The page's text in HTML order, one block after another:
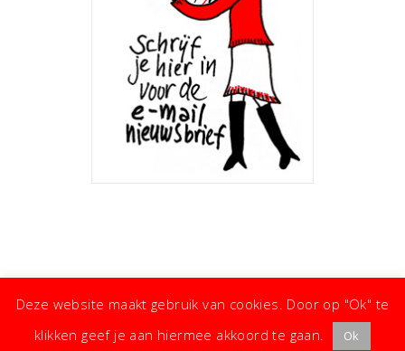
Deze website maakt gebruik van cookies. Door op "Ok" te
klikken geef je aan hiermee akkoord te gaan.
Ok